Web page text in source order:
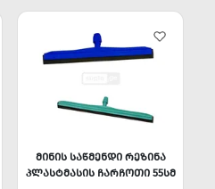
ᲛᲘᲜᲘᲡ ᲡᲐᲬᲛᲔᲜᲓᲘ ᲠᲔᲖᲘᲜᲐ
ᲞᲚᲐᲡᲢᲛᲐᲡᲘᲡ ᲩᲐᲠᲩᲝᲗᲘ 55ᲡᲛ